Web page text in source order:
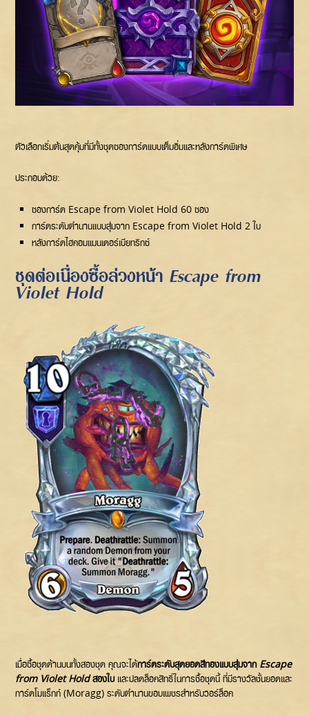
ตัวเลือกเริ่มต้นสุดคุ้มที่มีทั้งชุดซองการ์ดแบบเต็มอิ่มและหลังการ์ดพิเศษ
ประกอบด้วย:
ซองการ์ด Escape from Violet Hold 60 ซอง
การ์ดระดับตำนานแบบสุ่มจาก Escape from Violet Hold 2 ใบ
หลังการ์ดไฮคอมแมนเดอร์เบียทริกซ์
ชุดต่อเนื่องซื้อล่วงหน้าEscape from
Violet Hold
เมื่อซื้อชุดด้านบนทั้งสองชุด คุณจะได้การ์ดระดับสุดยอดสีทองแบบสุ่มจาก Escape
from Violet Holdสองใบและปลดล็อคสิทธิ์ในการซื้อชุดนี้ ที่มีรางวัลชั้นยอดและ
การ์ดโมแร็กก์ (Moragg) ระดับตำนานขอบเพชรสำหรับวอร์ล็อค